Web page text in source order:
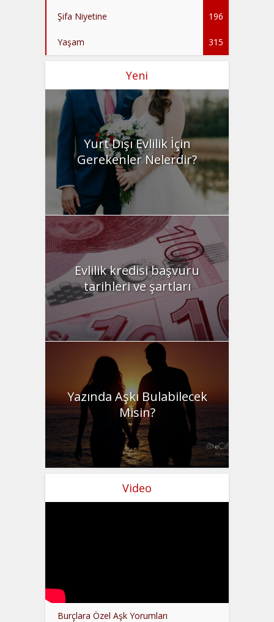
Şifa Niyetine 196
Yaşam 315
Yeni
Yurt Dışı Evlilik İçin
Gerekenler Nelerdir?
Evlilik kredisi başvuru
tarihleri ve şartları
Yazında Aşkı Bulabilecek
Misin?
Video
Burçlara Özel Aşk Yorumları